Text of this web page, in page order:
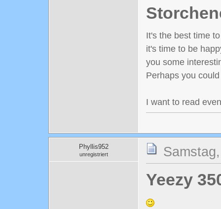
It's the best time
it's time to be
you some
Perhaps you
I want to read
Phyllis952
unregistriert
Yeezy